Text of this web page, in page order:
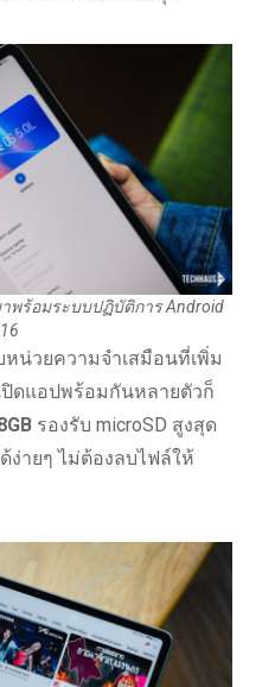
าพร้อมระบบปฏิบัติการ Android
16
หน่วยความจำเสมือนที่เพิ่ม
ปิดแอปพร้อมกันหลายตัวก็
รองรับ microSD สูงสุด
ง่ายๆ ไม่ต้องลบไฟล์ให้